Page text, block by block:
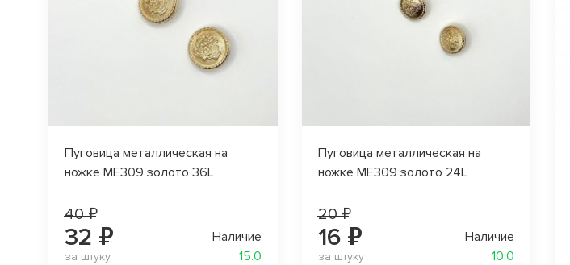
Пуговица металлическая на
ножке МЕ309 золото 36L
40 ₽
32 ₽
за штуку
Наличие
15.0
Пуговица металлическая на
ножке МЕ309 золото 24L
20 ₽
16 ₽
за штуку
Наличие
10.0